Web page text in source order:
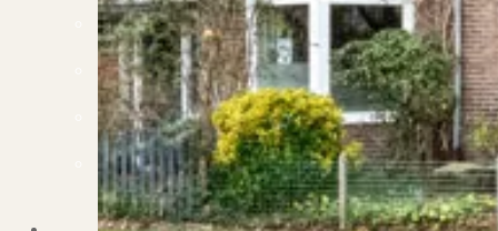
Verhuren
Verhuur uw woning via ons netwerk
Verhuur & Beheer
Huurwoningen én beheer op maat
Verbouwen
Wil jij jouw huis renoveren? Geen probleem!
Alle diensten
Bekijk het overzicht van alle diensten..